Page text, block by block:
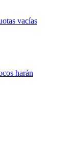
vacías
harán